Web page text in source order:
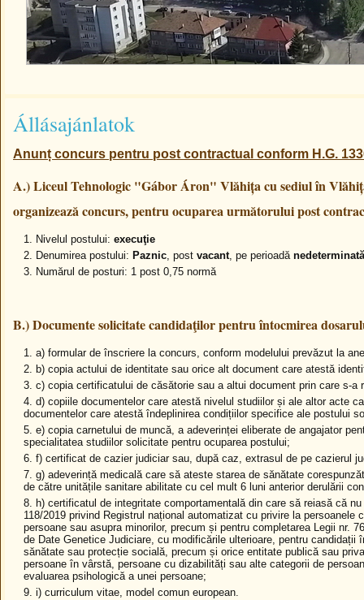
Állásajánlatok
Anunț concurs pentru post contractual conform H.G.
A.) Liceul Tehnologic "Gábor Áron" Vlăhițacu sediul în
organizează concurs, pentru ocuparea următorului post
Nivelul postului: execuţie
Denumirea postului: Paznic, post vacant, pe perioadă
Numărul de posturi: 1 post 0,75 normă
B.) Documente solicitate candidaţilor pentru întocmirea
a) formular de înscriere la concurs, conform modelului prevăzut la
b) copia actului de identitate sau orice alt document care atestă
c) copia certificatului de căsătorie sau a altui document prin care s-a
d) copiile documentelor care atestă nivelul studiilor și ale altor acte
documentelor care atestă îndeplinirea condițiilor specifice ale postului
e) copia carnetului de muncă, a adeverinței eliberate de angajator
specialitatea studiilor solicitate pentru ocuparea postului;
f) certificat de cazier judiciar sau, după caz, extrasul de pe cazierul
g) adeverință medicală care să ateste starea de sănătate
de către unitățile sanitare abilitate cu cel mult 6 luni anterior derulării
h) certificatul de integritate comportamentală din care să reiasă că
118/2019 privind Registrul național automatizat cu privire la
persoane sau asupra minorilor, precum și pentru completarea Legii nr.
de Date Genetice Judiciare, cu modificările ulterioare, pentru
sănătate sau protecție socială, precum și orice entitate publică sau
persoane în vârstă, persoane cu dizabilități sau alte categorii de
evaluarea psihologică a unei persoane;
i) curriculum vitae, model comun european.